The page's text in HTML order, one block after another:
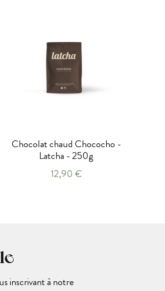
Chocolat chaud Chococho -
Latcha - 250g
12,90 €
inscrivant à notre